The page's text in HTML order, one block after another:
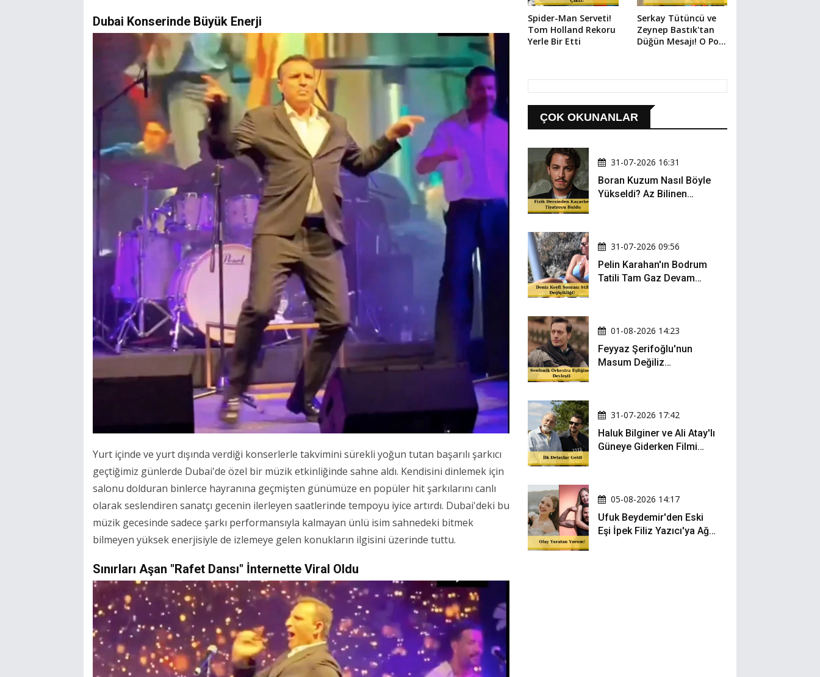
Dubai Konserinde Büyük Enerji
Yurt içinde ve yurt dışında verdiği konserlerle takvimini sürekli yoğun tutan başarılı şarkıcı
geçtiğimiz günlerde Dubai'de özel bir müzik etkinliğinde sahne aldı. Kendisini dinlemek için
salonu dolduran binlerce hayranına geçmişten günümüze en popüler hit şarkılarını canlı
olarak seslendiren sanatçı gecenin ilerleyen saatlerinde tempoyu iyice artırdı. Dubai'deki bu
müzik gecesinde sadece şarkı performansıyla kalmayan ünlü isim sahnedeki bitmek
bilmeyen yüksek enerjisiyle de izlemeye gelen konukların ilgisini üzerinde tuttu.
Sınırları Aşan "Rafet Dansı" İnternette Viral Oldu
Spider-Man Serveti!
Tom Holland Rekoru
Yerle Bir Etti
Serkay Tütüncü ve
Zeynep Bastık'tan
Düğün Mesajı! O Poz
ÇOK OKUNANLAR
31-07-2026 16:31
Boran Kuzum Nasıl Böyle
Yükseldi? Az Bilinen
31-07-2026 09:56
Pelin Karahan'ın Bodrum
Tatili Tam Gaz Devam
01-08-2026 14:23
Feyyaz Şerifoğlu'nun
Masum Değiliz
31-07-2026 17:42
Haluk Bilginer ve Ali Atay'lı
Güneye Giderken Filmi
05-08-2026 14:17
Ufuk Beydemir'den Eski
Eşi İpek Filiz Yazıcı'ya Ağır